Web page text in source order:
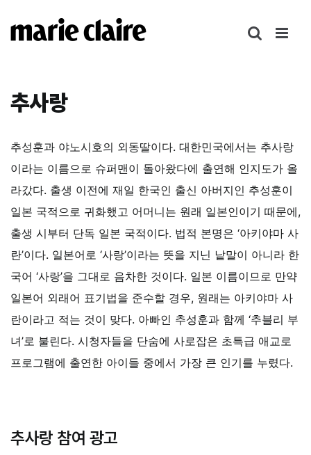
텐
너추사랑
추성훈과 야노시호의 외동딸이다. 대한민국에서는 추사랑
이라는 이름으로 슈퍼맨이 돌아왔다에 출연해 인지도가 올
라갔다. 출생 이전에 재일 한국인 출신 아버지인 추성훈이
일본 국적으로 귀화했고 어머니는 원래 일본인이기 때문에,
출생 시부터 단독 일본 국적이다. 법적 본명은 ‘아키야마 사
란’이다. 일본어로 ‘사랑’이라는 뜻을 지닌 낱말이 아니라 한
국어 ‘사랑’을 그대로 음차한 것이다. 일본 이름이므로 만약
일본어 외래어 표기법을 준수할 경우, 원래는 아키야마 사
란이라고 적는 것이 맞다. 아빠인 추성훈과 함께 ‘추블리 부
녀’로 불린다. 시청자들을 단숨에 사로잡은 초특급 애교로
프로그램에 출연한 아이들 중에서 가장 큰 인기를 누렸다.
추사랑 참여 광고